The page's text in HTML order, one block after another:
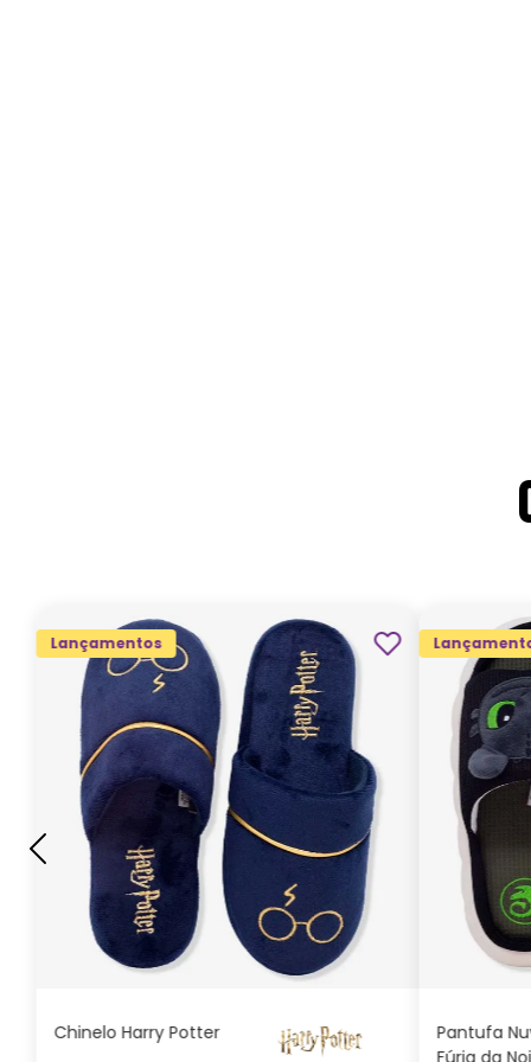
Lançamentos
Chinelo Harry Potter
G GG M P
ADICIONAR AO
CARRINHO
Pantufa
Fúria da